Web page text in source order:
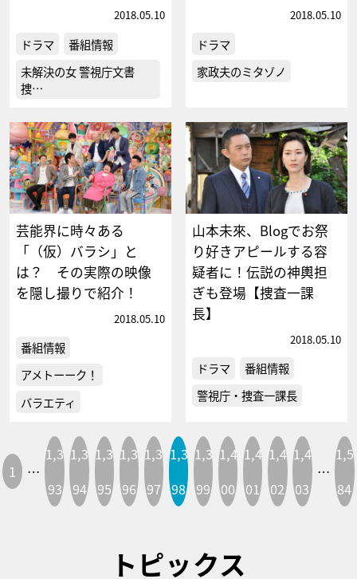
2018.05.10
ドラマ
番組情報
未解決の女 警視庁文書
捜…
2018.05.10
ドラマ
家政夫のミタゾノ
芸能界に時々ある
「（仮）バラシ」と
は？ その実際の映像
を隠し撮りで紹介！
2018.05.10
番組情報
アメトーーク！
バラエティ
山本未來、Blogでお祭
り好きアピールする容
疑者に！伝説の神輿担
ぎも登場【捜査一課
長】
2018.05.10
ドラマ
番組情報
警視庁・捜査一課長
1 …
1,3
93
1,3
94
1,3
95
1,3
96
1,3
97
1,3
98
1,3
99
1,4
00
1,4
01
1,4
02
1,4
03
…
1,5
84
トピックス